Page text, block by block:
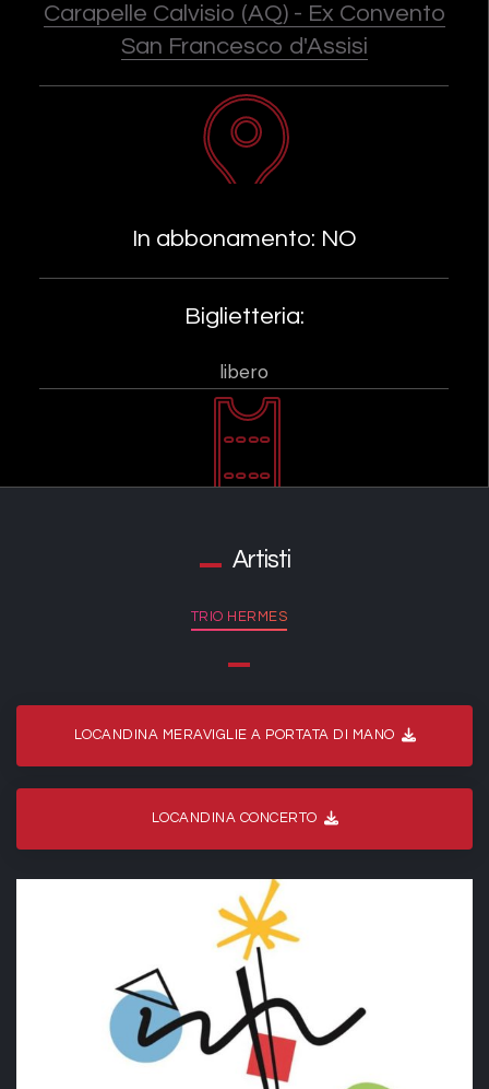
Carapelle Calvisio (AQ) - Ex Convento
San Francesco d'Assisi
In abbonamento: NO
Biglietteria:
libero
Artisti
TRIO HERMES
LOCANDINA MERAVIGLIE A PORTATA DI MANO
LOCANDINA CONCERTO